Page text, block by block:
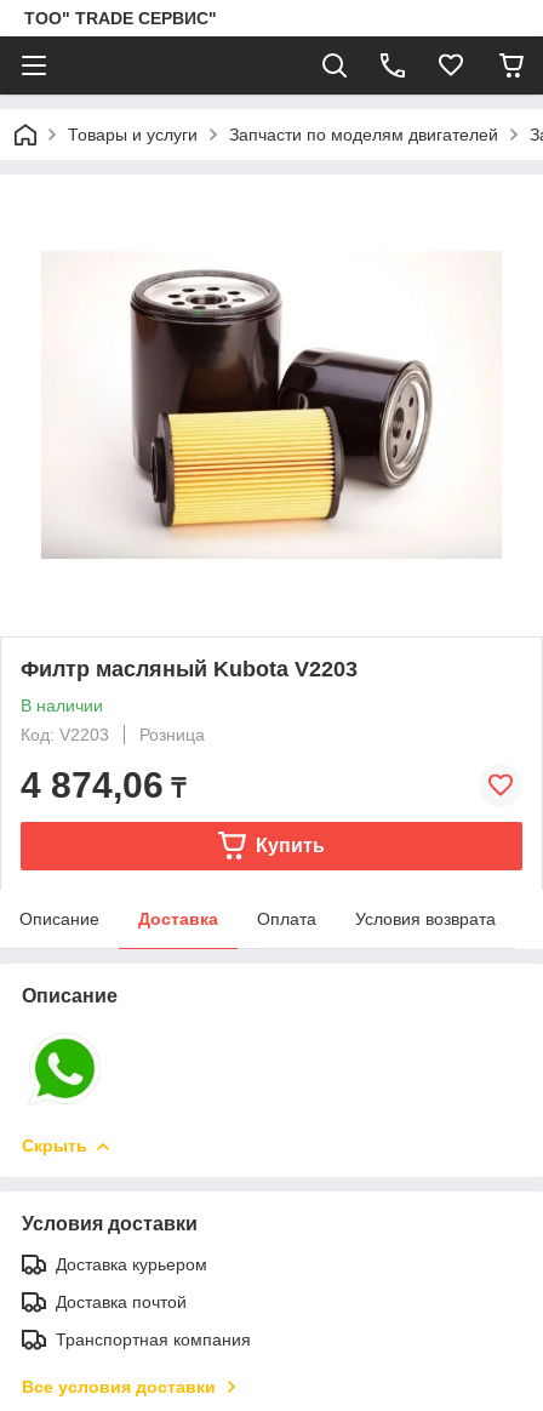
ТОО" TRADE СЕРВИС"
Товары и услуги Запчасти по моделям двигателей
Филтр масляный Kubota V2203
В наличии
Код: V2203
Розница
4 874,06 ₸
Купить
Описание Доставка Оплата Условия возврата
Описание
Скрыть
Условия доставки
Доставка курьером
Доставка почтой
Транспортная компания
Все условия доставки